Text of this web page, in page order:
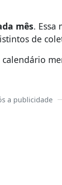
mês.
de
a publicidade